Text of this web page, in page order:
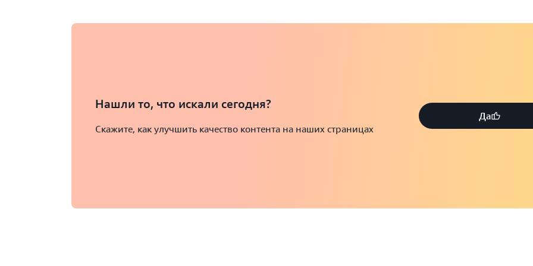
Нашли то, что искали сегодня?
Скажите, как улучшить качество контента на наших страницах
Да